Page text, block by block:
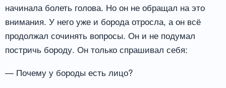
начинала болеть голова. Но он не обращал на это
внимания. У него уже и борода отросла, а он всё
продолжал сочинять вопросы. Он и не подумал
постричь бороду. Он только спрашивал себя:
— Почему у бороды есть лицо?